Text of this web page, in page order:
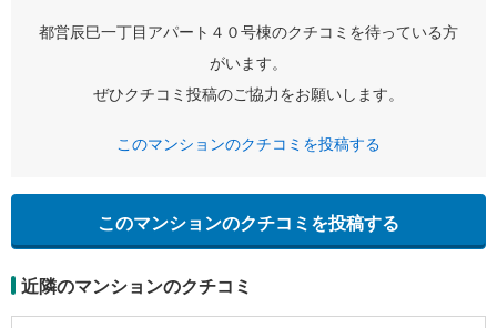
都営辰巳一丁目アパート４０号棟のクチコミを待っている方
がいます。
ぜひクチコミ投稿のご協力をお願いします。
このマンションのクチコミを投稿する
このマンションのクチコミを投稿する
近隣のマンションのクチコミ